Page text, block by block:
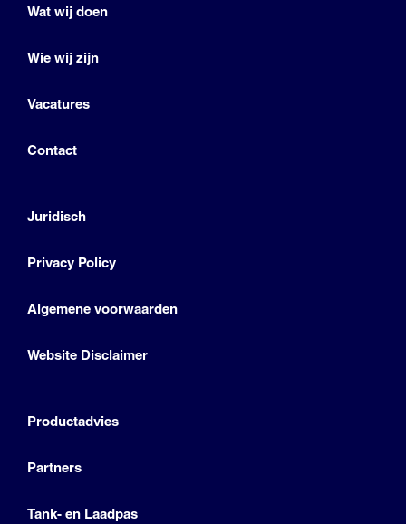
Wat wij doen
Wie wij zijn
Vacatures
Contact
Juridisch
Privacy Policy
Algemene voorwaarden
Website Disclaimer
Productadvies
Partners
Tank- en Laadpas